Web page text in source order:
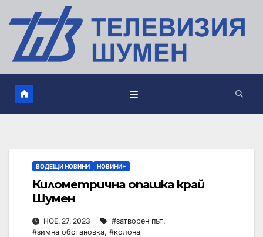
ВОДЕЩИ НОВИНИ НОВИНИ+
Километрична опашка край
Шумен
НОЕ. 27, 2023 #затворен път,
#зимна обстановка, #колона